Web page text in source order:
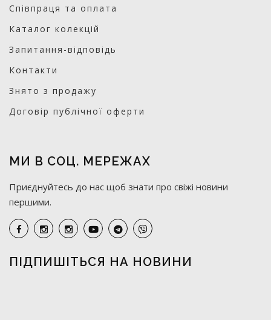
Співпраця та оплата
Каталог колекцій
Запитання-відповідь
Контакти
Знято з продажу
Договір публічної оферти
МИ В СОЦ. МЕРЕЖАХ
Приєднуйтесь до нас щоб знати про свіжі новини
першими.
ПІДПИШІТЬСЯ НА НОВИНИ